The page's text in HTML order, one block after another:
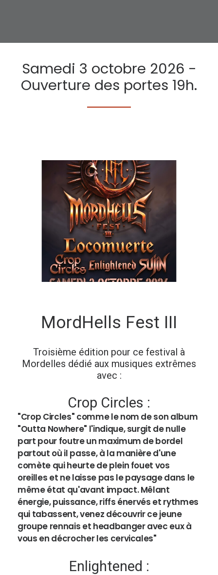
Samedi 3 octobre 2026 -
Ouverture des portes 19h.
MordHells Fest III
Troisième édition pour ce festival à
Mordelles dédié aux musiques extrêmes
avec :
Crop Circles :
"Crop Circles" comme le nom de son album
"Outta Nowhere" l'indique, surgit de nulle
part pour foutre un maximum de bordel
partout où il passe, à la manière d'une
comète qui heurte de plein fouet vos
oreilles et ne laisse pas le paysage dans le
même état qu'avant impact. Mêlant
énergie, puissance, riffs énervés et rythmes
qui tabassent, venez découvrir ce jeune
groupe rennais et headbanger avec eux à
vous en décrocher les cervicales"
Enlightened :